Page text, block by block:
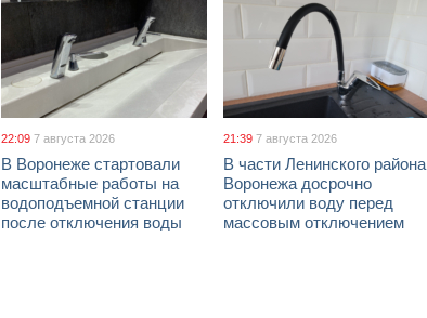
22:09 7 августа 2026
В Воронеже стартовали
масштабные работы на
водоподъемной станции
после отключения воды
21:39 7 августа 2026
В части Ленинского района
Воронежа досрочно
отключили воду перед
массовым отключением